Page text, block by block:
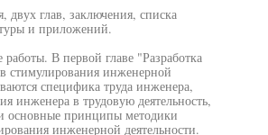
двух глав, заключения, списка
и приложений.
В первой главе "Разработка
стимулирования инженерной
специфика труда инженера,
инженера в трудовую деятельность,
основные принципы методики
инженерной деятельности.